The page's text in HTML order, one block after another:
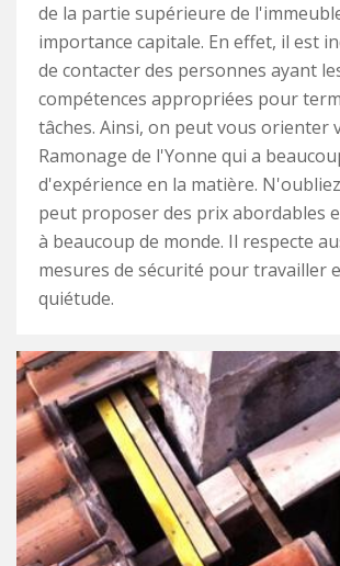
de la partie supérieure de
importance capitale. En effet, il est
de contacter des personnes ayant
compétences appropriées pour
tâches. Ainsi, on peut vous orienter
Ramonage de l'Yonne qui a
d'expérience en la matière.
peut proposer des prix abordables
à beaucoup de monde. Il respecte
mesures de sécurité pour travailler
quiétude.